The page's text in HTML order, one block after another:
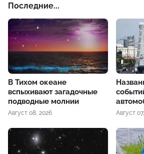
Последние...
В Тихом океане
вспыхивают загадочные
подводные молнии
Август 08, 2026 Август